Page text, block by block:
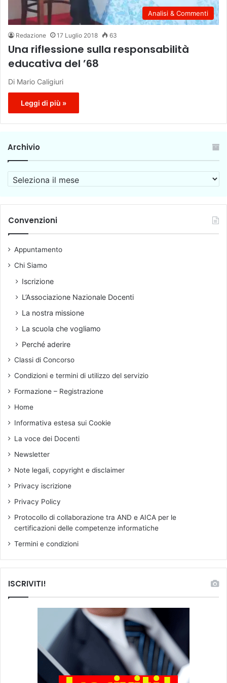
Analisi & Commenti
Redazione 17 Luglio 2018 63
Una riflessione sulla responsabilità
educativa del ’68
Di Mario Caligiuri
Leggi di più »
Archivio
r
i
o
Convenzioni
Appuntamento
Chi Siamo
Iscrizione
L’Associazione Nazionale Docenti
La nostra missione
La scuola che vogliamo
Perché aderire
Classi di Concorso
Condizioni e termini di utilizzo del servizio
Formazione – Registrazione
Home
Informativa estesa sui Cookie
La voce dei Docenti
Newsletter
Note legali, copyright e disclaimer
Privacy iscrizione
Privacy Policy
Protocollo di collaborazione tra AND e AICA per le
certificazioni delle competenze informatiche
Termini e condizioni
ISCRIVITI!